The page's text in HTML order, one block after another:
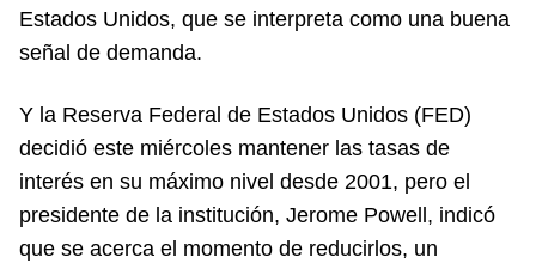
Estados Unidos, que se interpreta como una buena
señal de demanda.
Y la Reserva Federal de Estados Unidos (FED)
decidió este miércoles mantener las tasas de
interés en su máximo nivel desde 2001, pero el
presidente de la institución, Jerome Powell, indicó
que se acerca el momento de reducirlos, un